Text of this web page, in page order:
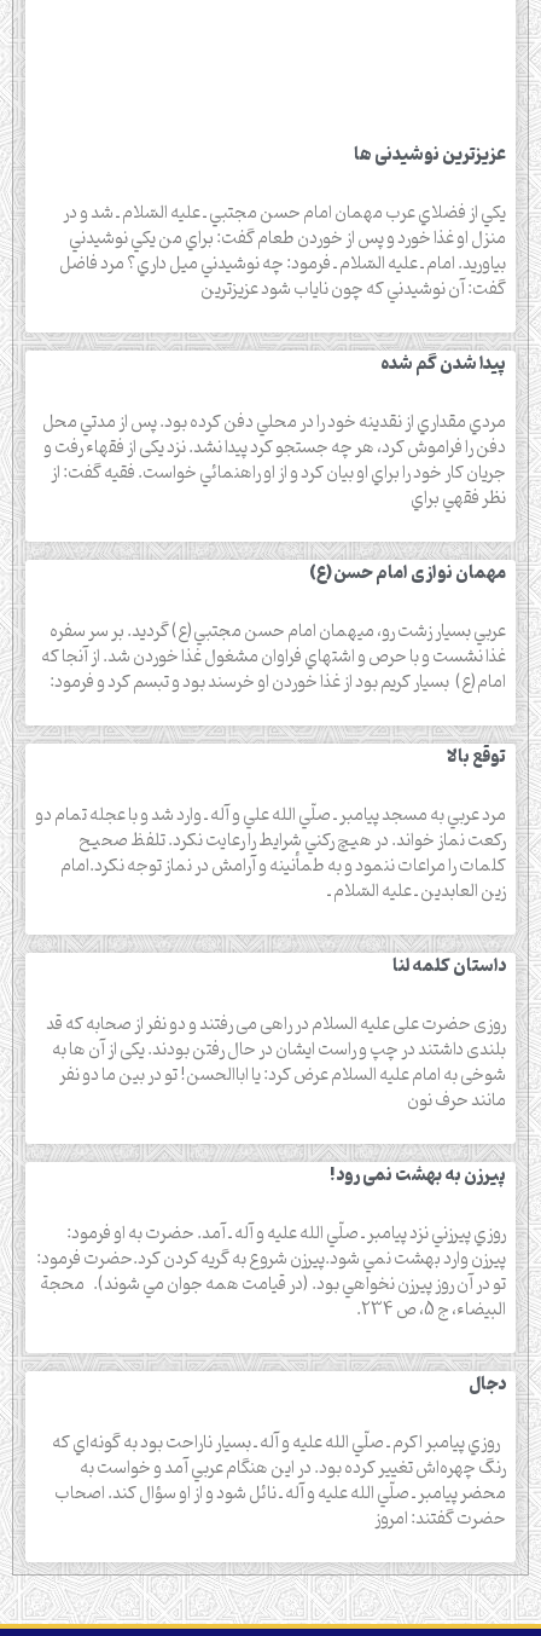
عزیزترین نوشیدنی ها
يكي از فضلاي عرب مهمان امام حسن مجتبي ـ عليه السّلام ـ شد و در
منزل او غذا خورد و پس از خوردن طعام گفت: براي من يكي نوشيدني
بياوريد. امام ـ عليه السّلام ـ فرمود: چه نوشيدني ميل داري؟ مرد فاضل
گفت: آن نوشيدني كه چون ناياب شود عزيزترين
پيدا شدن گم شده
مردي مقداري از نقدينه خود را در محلي دفن كرده بود. پس از مدتي محل
دفن را فراموش كرد، هر چه جستجو كرد پيدا نشد. نزد یکی از فقهاء رفت و
جريان كار خود را براي او بيان كرد و از او راهنمائي خواست. فقیه گفت: از
نظر فقهي براي
مهمان نوازی امام حسن(ع)
عربي بسيار زشت‌ رو، ميهمان امام حسن مجتبي(ع) گرديد. بر سر سفره
غذا نشست و با حرص و اشتهاي فراوان مشغول غذا خوردن شد. از آنجا كه
امام(ع) بسيار كريم بود از غذا خوردن او خرسند بود و تبسم كرد و فرمود:
توقع بالا
مرد عربي به مسجد پيامبر ـ صلّي الله علي و آله ـ وارد شد و با عجله تمام دو
ركعت نماز خواند. در هيچ ركني شرايط را رعايت نكرد. تلفظ صحيح
كلمات را مراعات ننمود و به طمأنينه و آرامش در نماز توجه نكرد.امام
زين العابدين ـ عليه السّلام ـ
داستان کلمه لنا
روزی حضرت علی علیه السلام در راهی می رفتند و دو نفر از صحابه که قد
بلندی داشتند در چپ و راست ایشان در حال رفتن بودند. یکی از آن ها به
شوخی به امام علیه السلام عرض کرد: یا اباالحسن! تو در بین ما دو نفر
مانند حرف نون
پیرزن به بهشت نمی رود!
روزي پيرزني نزد پيامبر ـ صلّي الله عليه و آله ـ آمد. حضرت به او فرمود:
پيرزن وارد بهشت نمي‌ شود.پيرزن شروع به گريه كردن كرد.حضرت فرمود:
تو در آن روز پيرزن نخواهي بود. (در قيامت همه جوان مي‌ شوند). محجة
البيضاء، ج 5، ص 234.
دجال
روزي پيامبر اكرم ـ صلّي الله عليه و آله ـ بسيار ناراحت بود به گونه‌اي كه
رنگ چهره‌اش تغيير كرده بود. در اين هنگام عربي آمد و خواست به
محضر پيامبر ـ صلّي الله عليه و آله ـ نائل شود و از او سؤال كند. اصحاب
حضرت گفتند: امروز